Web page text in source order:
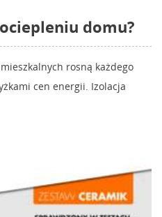
domu?
rosną każdego
cen energii. Izolacja